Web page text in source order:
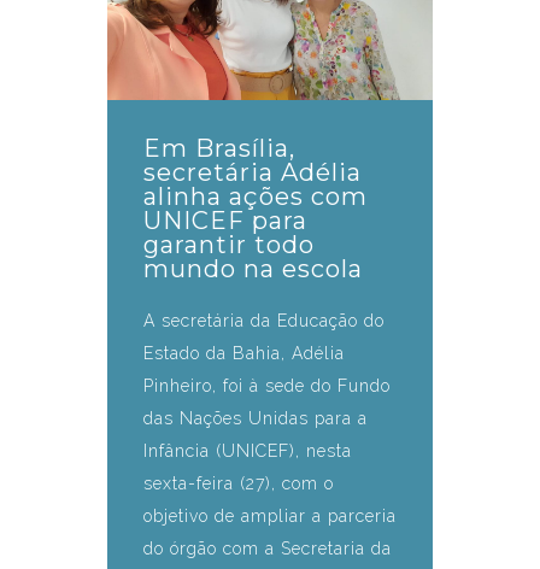
Em Brasília,
secretária Adélia
alinha ações com
UNICEF para
garantir todo
mundo na escola
A secretária da Educação do
Estado da Bahia, Adélia
Pinheiro, foi à sede do Fundo
das Nações Unidas para a
Infância (UNICEF), nesta
sexta-feira (27), com o
objetivo de ampliar a parceria
do órgão com a Secretaria da